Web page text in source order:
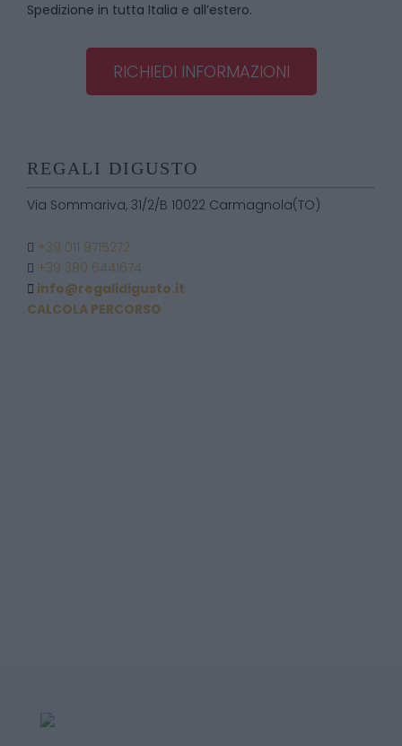
Spedizione in tutta Italia e all’estero.
RICHIEDI INFORMAZIONI
REGALI DIGUSTO
Via Sommariva, 31/2/B 10022 Carmagnola(TO)
+39 011 9715272
+39 380 6441674
info@regalidigusto.it
CALCOLA PERCORSO